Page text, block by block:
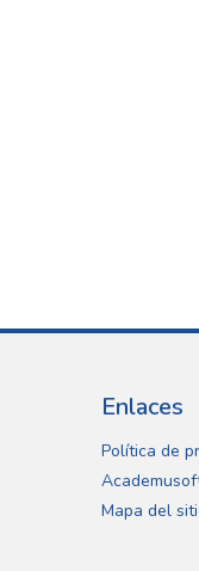
Enlaces
Política de
Mapa del